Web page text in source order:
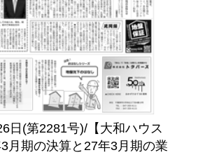
日(第2281号)/【大和ハウス
月期の決算と27年3月期の業